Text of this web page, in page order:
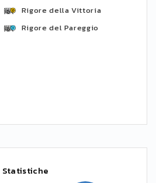
Rigore della Vittoria
Rigore del Pareggio
Statistiche